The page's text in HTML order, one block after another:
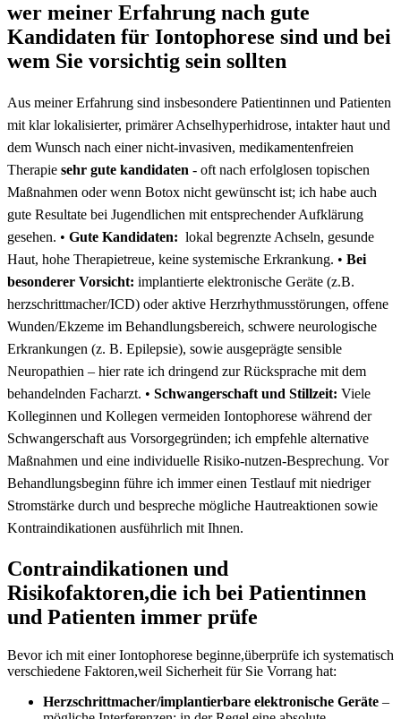
wer ⁣meiner Erfahrung nach gute
Kandidaten für Iontophorese sind⁤ und bei
wem Sie ​vorsichtig sein sollten
Aus​ meiner ​Erfahrung sind ​insbesondere Patientinnen und ‌Patienten
mit klar lokalisierter, primärer Achselhyperhidrose, intakter haut und
dem⁢ Wunsch nach einer nicht-invasiven, medikamentenfreien
Therapie⁢ sehr ​gute ‌kandidaten -‍ oft nach erfolglosen ​topischen
Maßnahmen oder wenn Botox nicht gewünscht ist; ich habe auch
gute ⁤Resultate bei Jugendlichen mit entsprechender ⁢Aufklärung
gesehen. ‌• Gute Kandidaten: ⁤ lokal begrenzte Achseln, gesunde​
Haut, hohe Therapietreue, keine​ systemische Erkrankung. •​ Bei
besonderer Vorsicht: implantierte elektronische Geräte ‌(z.B.
herzschrittmacher/ICD) oder aktive Herzrhythmusstörungen, offene
Wunden/Ekzeme im‌ Behandlungsbereich, schwere neurologische
Erkrankungen (z. B. Epilepsie), sowie ausgeprägte sensible
Neuropathien – hier rate ich dringend⁢ zur‌ Rücksprache mit dem
behandelnden Facharzt. • Schwangerschaft und Stillzeit: Viele
Kolleginnen ‌und Kollegen vermeiden⁣ Iontophorese während der​
Schwangerschaft⁣ aus Vorsorgegründen; ich empfehle alternative
Maßnahmen‍ und eine ⁤individuelle Risiko-nutzen-Besprechung. Vor
⁤Behandlungsbeginn führe ich⁣ immer ⁢einen⁢ Testlauf mit‌ niedriger
Stromstärke​ durch und bespreche ⁢mögliche Hautreaktionen sowie
Kontraindikationen ausführlich ‌mit Ihnen.
Contraindikationen und
Risikofaktoren,die ich bei Patientinnen
und Patienten ⁢immer prüfe
Bevor ich mit einer Iontophorese beginne,überprüfe ich ⁢systematisch‌
verschiedene Faktoren,weil Sicherheit ⁣für Sie Vorrang hat:⁣
Herzschrittmacher/implantierbare elektronische Geräte –